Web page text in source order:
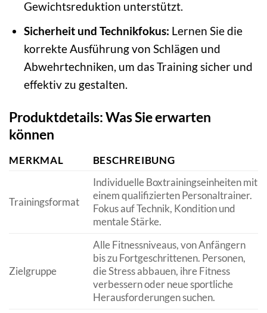
Gewichtsreduktion unterstützt.
Sicherheit und Technikfokus: Lernen Sie die
korrekte Ausführung von Schlägen und
Abwehrtechniken, um das Training sicher und
effektiv zu gestalten.
Produktdetails: Was Sie erwarten
können
MERKMAL BESCHREIBUNG
Trainingsformat
Individuelle Boxtrainingseinheiten mit
einem qualifizierten Personaltrainer.
Fokus auf Technik, Kondition und
mentale Stärke.
Zielgruppe
Alle Fitnessniveaus, von Anfängern
bis zu Fortgeschrittenen. Personen,
die Stress abbauen, ihre Fitness
verbessern oder neue sportliche
Herausforderungen suchen.